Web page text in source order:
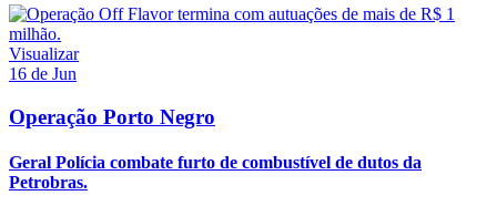
Visualizar
16 de Jun
Operação Porto Negro
Geral Polícia combate furto de combustível de dutos da
Petrobras.